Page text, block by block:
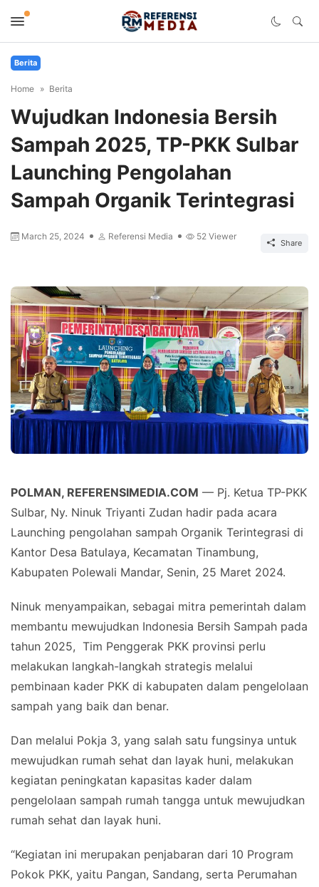
Berita
Home Berita
Wujudkan Indonesia Bersih
Sampah 2025, TP-PKK Sulbar
Launching Pengolahan
Sampah Organik Terintegrasi
March 25, 2024 Referensi Media 52 Viewer
Share
POLMAN, REFERENSIMEDIA.COM — Pj. Ketua TP-PKK
Sulbar, Ny. Ninuk Triyanti Zudan hadir pada acara
Launching pengolahan sampah Organik Terintegrasi di
Kantor Desa Batulaya, Kecamatan Tinambung,
Kabupaten Polewali Mandar, Senin, 25 Maret 2024.
Ninuk menyampaikan, sebagai mitra pemerintah dalam
membantu mewujudkan Indonesia Bersih Sampah pada
tahun 2025, Tim Penggerak PKK provinsi perlu
melakukan langkah-langkah strategis melalui
pembinaan kader PKK di kabupaten dalam pengelolaan
sampah yang baik dan benar.
Dan melalui Pokja 3, yang salah satu fungsinya untuk
mewujudkan rumah sehat dan layak huni, melakukan
kegiatan peningkatan kapasitas kader dalam
pengelolaan sampah rumah tangga untuk mewujudkan
rumah sehat dan layak huni.
“Kegiatan ini merupakan penjabaran dari 10 Program
Pokok PKK, yaitu Pangan, Sandang, serta Perumahan